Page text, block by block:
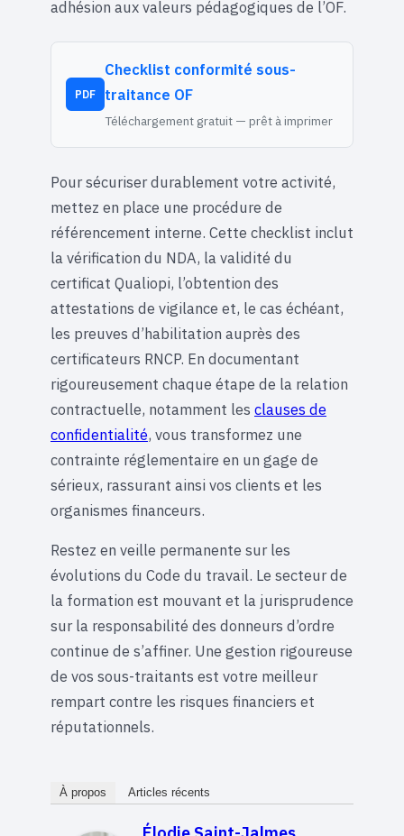
adhésion aux valeurs pédagogiques de l’OF.
PDF
Checklist conformité sous-
traitance OF
Téléchargement gratuit — prêt à imprimer
Pour sécuriser durablement votre activité,
mettez en place une procédure de
référencement interne. Cette checklist inclut
la vérification du NDA, la validité du
certificat Qualiopi, l’obtention des
attestations de vigilance et, le cas échéant,
les preuves d’habilitation auprès des
certificateurs RNCP. En documentant
rigoureusement chaque étape de la relation
contractuelle, notamment les clauses de
confidentialité, vous transformez une
contrainte réglementaire en un gage de
sérieux, rassurant ainsi vos clients et les
organismes financeurs.
Restez en veille permanente sur les
évolutions du Code du travail. Le secteur de
la formation est mouvant et la jurisprudence
sur la responsabilité des donneurs d’ordre
continue de s’affiner. Une gestion rigoureuse
de vos sous-traitants est votre meilleur
rempart contre les risques financiers et
réputationnels.
À propos Articles récents